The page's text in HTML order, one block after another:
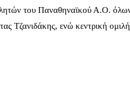
του Παναθηναϊκού Α.Ο.
Τζανιδάκης, ενώ κεντρική